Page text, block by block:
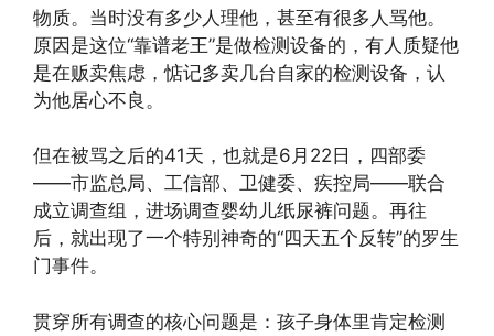
物质。当时没有多少人理他，甚至有很多人骂他。
原因是这位“靠谱老王”是做检测设备的，有人质疑他
是在贩卖焦虑，惦记多卖几台自家的检测设备，认
为他居心不良。
但在被骂之后的41天，也就是6月22日，四部委
——市监总局、工信部、卫健委、疾控局——联合
成立调查组，进场调查婴幼儿纸尿裤问题。再往
后，就出现了一个特别神奇的“四天五个反转”的罗生
门事件。
贯穿所有调查的核心问题是：孩子身体里肯定检测